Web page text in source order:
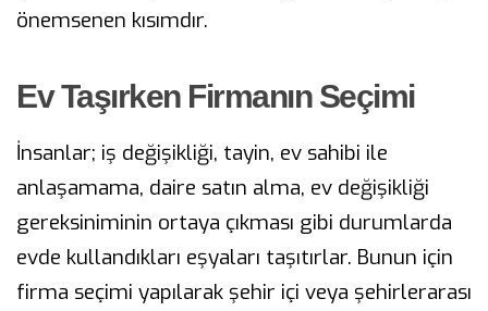
önemsenen kısımdır.
Ev Taşırken Firmanın Seçimi
İnsanlar; iş değişikliği, tayin, ev sahibi ile
anlaşamama, daire satın alma, ev değişikliği
gereksiniminin ortaya çıkması gibi durumlarda
evde kullandıkları eşyaları taşıtırlar. Bunun için
firma seçimi yapılarak şehir içi veya şehirlerarası